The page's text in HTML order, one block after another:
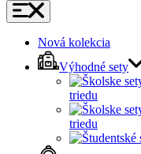
Nová kolekcia
Výhodné sety
triedu
triedu